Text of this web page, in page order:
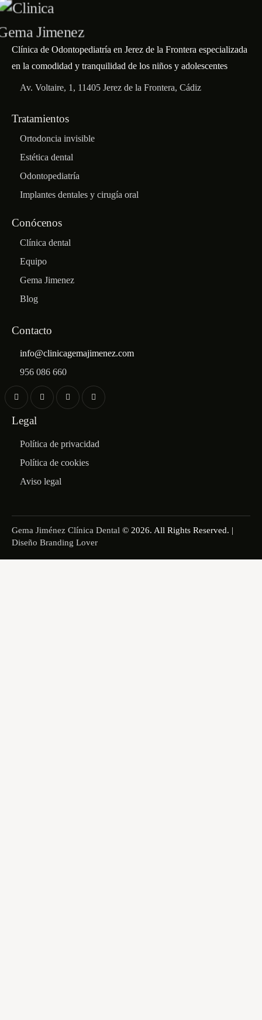
Clínica de Odontopediatría en Jerez de la Frontera especializada
en la comodidad y tranquilidad de los niños y adolescentes
Av. Voltaire, 1, 11405 Jerez de la Frontera, Cádiz
Tratamientos
Ortodoncia invisible
Estética dental
Odontopediatría
Implantes dentales y cirugía oral
Conócenos
Clínica dental
Equipo
Gema Jimenez
Blog
Contacto
info@clinicagemajimenez.com
956 086 660
Legal
Política de privacidad
Política de cookies
Aviso legal
Gema Jiménez Clínica Dental © 2026. All Rights Reserved. |
Diseño Branding Lover